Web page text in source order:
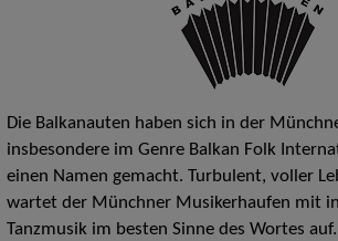
Die Balkanauten haben sich in der
insbesondere im Genre Balkan Folk
einen Namen gemacht. Turbulent, voller
wartet der Münchner Musikerhaufen mit
Tanzmusik im besten Sinne des Wortes auf.